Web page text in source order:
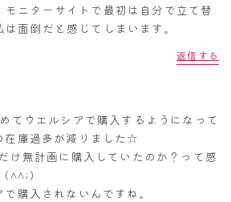
ニターサイトで最初は自分で立て替
面倒だと感じてしまいます。
返信する
てウエルシアで購入するようになって
在庫過多が減りました☆
け無計画に購入していたのか？って感
(^^;)
で購入されないんですね。